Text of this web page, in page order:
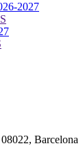
2027
Barcelona